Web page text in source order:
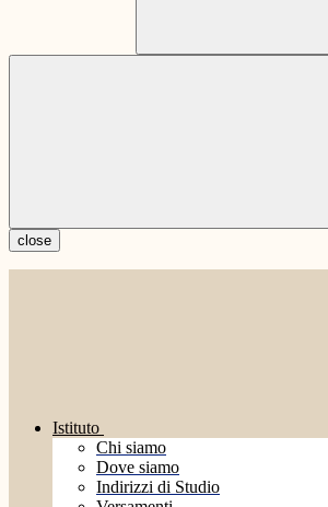
close
Istituto
Chi siamo
Dove siamo
Indirizzi di Studio